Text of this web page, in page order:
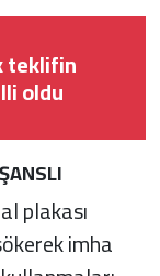
teklifin
oldu
plakası
imha